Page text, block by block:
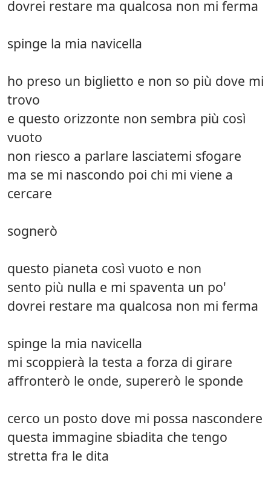
dovrei restare ma qualcosa non mi ferma
spinge la mia navicella
ho preso un biglietto e non so più dove mi
trovo
e questo orizzonte non sembra più così
vuoto
non riesco a parlare lasciatemi sfogare
ma se mi nascondo poi chi mi viene a
cercare
sognerò
questo pianeta così vuoto e non
sento più nulla e mi spaventa un po'
dovrei restare ma qualcosa non mi ferma
spinge la mia navicella
mi scoppierà la testa a forza di girare
affronterò le onde, supererò le sponde
cerco un posto dove mi possa nascondere
questa immagine sbiadita che tengo
stretta fra le dita